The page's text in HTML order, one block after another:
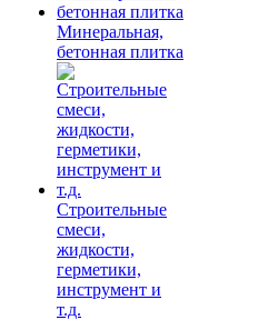
Минеральная,
бетонная плитка
Строительные
смеси,
жидкости,
герметики,
инструмент и
т.д.